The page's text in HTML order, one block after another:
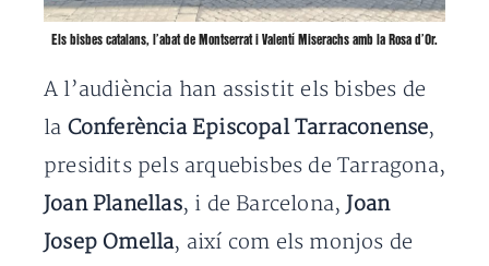
Els bisbes catalans, l’abat de Montserrat i Valentí Miserachs amb la Rosa d’Or.
A l’audiència han assistit els bisbes de
la Conferència Episcopal Tarraconense,
presidits pels arquebisbes de Tarragona,
Joan Planellas, i de Barcelona, Joan
Josep Omella, així com els monjos de